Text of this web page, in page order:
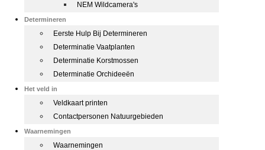
NEM Wildcamera's
Determineren
Eerste Hulp Bij Determineren
Determinatie Vaatplanten
Determinatie Korstmossen
Determinatie Orchideeën
Het veld in
Veldkaart printen
Contactpersonen Natuurgebieden
Waarnemingen
Waarnemingen